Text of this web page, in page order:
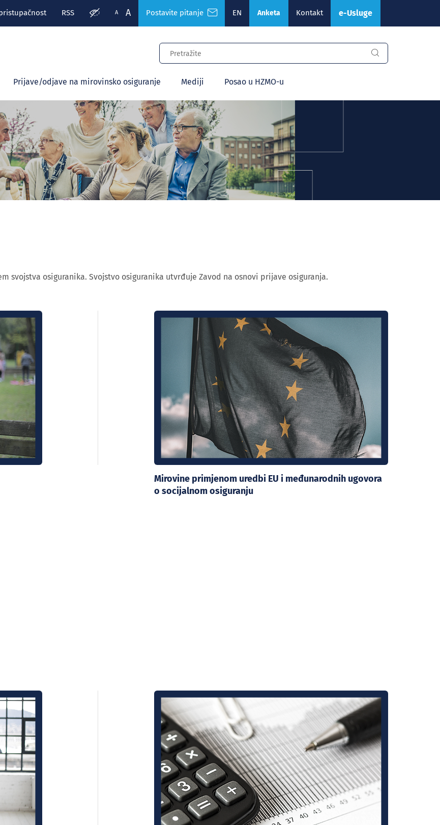
RSS A A Postavite pitanje EN Anketa Kontakt e-Usluge
Prijave/odjave na mirovinsko osiguranje Mediji Posao u HZMO-u
svojstva osiguranika. Svojstvo osiguranika utvrđuje Zavod na osnovi prijave osiguranja.
Mirovine primjenom uredbi EU i međunarodnih ugovora
o socijalnom osiguranju